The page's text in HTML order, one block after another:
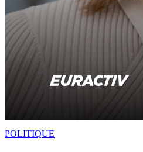
POLITIQUE